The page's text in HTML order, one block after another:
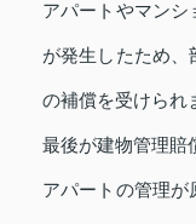
アパートやマンシ
が発生したため、
の補償を受けられ
最後が建物管理賠
アパートの管理が